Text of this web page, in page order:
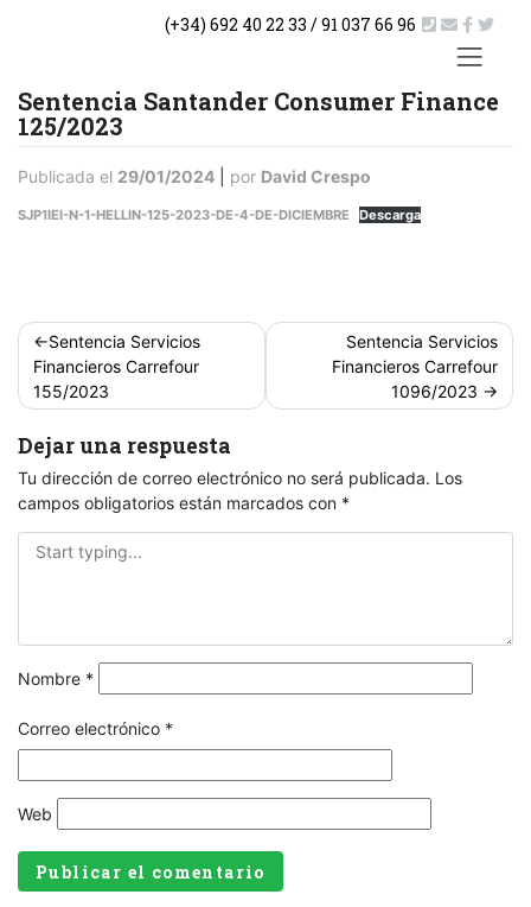
(+34) 692 40 22 33 / 91 037 66 96
Sentencia Santander Consumer Finance
125/2023
Publicada el 29/01/2024 por David Crespo
SJP1IEI-N-1-HELLIN-125-2023-DE-4-DE-DICIEMBRE Descarga
Navegación
de
entradas
Sentencia Servicios
Financieros Carrefour
155/2023
Sentencia Servicios
Financieros Carrefour
1096/2023
Dejar una respuesta
Tu dirección de correo electrónico no será publicada. Los
campos obligatorios están marcados con *
Nombre *
Correo electrónico *
Web